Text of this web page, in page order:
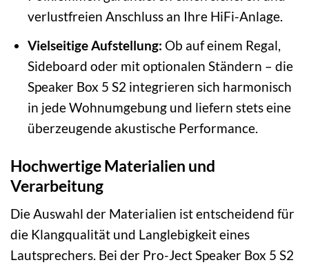
verlustfreien Anschluss an Ihre HiFi-Anlage.
Vielseitige Aufstellung: Ob auf einem Regal,
Sideboard oder mit optionalen Ständern – die
Speaker Box 5 S2 integrieren sich harmonisch
in jede Wohnumgebung und liefern stets eine
überzeugende akustische Performance.
Hochwertige Materialien und
Verarbeitung
Die Auswahl der Materialien ist entscheidend für
die Klangqualität und Langlebigkeit eines
Lautsprechers. Bei der Pro-Ject Speaker Box 5 S2